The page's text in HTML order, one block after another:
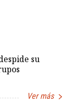
su
Ver más